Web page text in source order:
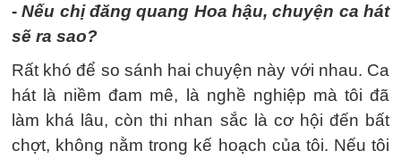
-Nếu chị đăng quang Hoa hậu, chuyện ca hát
sẽ ra sao?
Rất khó để so sánh hai chuyện này với nhau. Ca
hát là niềm đam mê, là nghề nghiệp mà tôi đã
làm khá lâu, còn thi nhan sắc là cơ hội đến bất
chợt, không nằm trong kế hoạch của tôi. Nếu tôi